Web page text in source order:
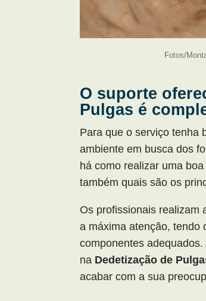
Fotos/
O suporte
Pulgas é
Para que o serviço tenha
ambiente em busca dos
há como realizar uma boa
também quais são os
Os profissionais realizam
a máxima atenção, tendo
componentes
na Dedetização de
acabar com a sua